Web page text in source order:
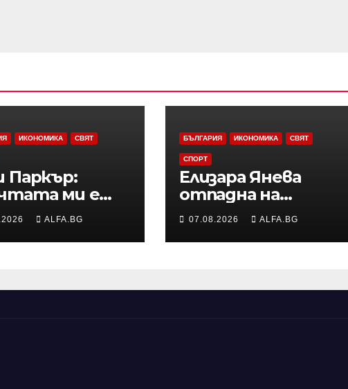
ИКОНОМИКА СВЯТ
Паркър:
ми е
ден да
с
и да стана
ALFA.BG
БЪЛГАРИЯ ИКОНОМИКА СВЯТ
СПОРТ
Елизара Янева
отпадна на
полуфиналите на
турнир по тенис
УТА 125 във
07.08.2026 ALFA.BG